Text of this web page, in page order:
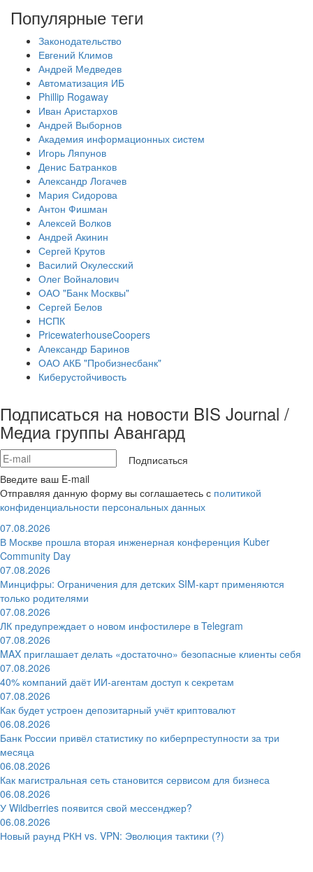
Популярные теги
Законодательство
Евгений Климов
Андрей Медведев
Автоматизация ИБ
Phillip Rogaway
Иван Аристархов
Андрей Выборнов
Академия информационных систем
Игорь Ляпунов
Денис Батранков
Александр Логачев
Мария Сидорова
Антон Фишман
Алексей Волков
Андрей Акинин
Сергей Крутов
Василий Окулесский
Олег Войналович
ОАО "Банк Москвы"
Сергей Белов
НСПК
PricewaterhouseCoopers
Александр Баринов
ОАО АКБ "Пробизнесбанк"
Киберустойчивость
Подписаться на новости BIS Journal /
Медиа группы Авангард
Подписаться
Введите ваш E-mail
Отправляя данную форму вы соглашаетесь с политикой
конфиденциальности персональных данных
07.08.2026
В Москве прошла вторая инженерная конференция Kuber
Community Day
07.08.2026
Минцифры: Ограничения для детских SIM-карт применяются
только родителями
07.08.2026
ЛК предупреждает о новом инфостилере в Telegram
07.08.2026
MAX приглашает делать «достаточно» безопасные клиенты себя
07.08.2026
40% компаний даёт ИИ‑агентам доступ к секретам
07.08.2026
Как будет устроен депозитарный учёт криптовалют
06.08.2026
Банк России привёл статистику по киберпреступности за три
месяца
06.08.2026
Как магистральная сеть становится сервисом для бизнеса
06.08.2026
У Wildberries появится свой мессенджер?
06.08.2026
Новый раунд РКН vs. VPN: Эволюция тактики (?)